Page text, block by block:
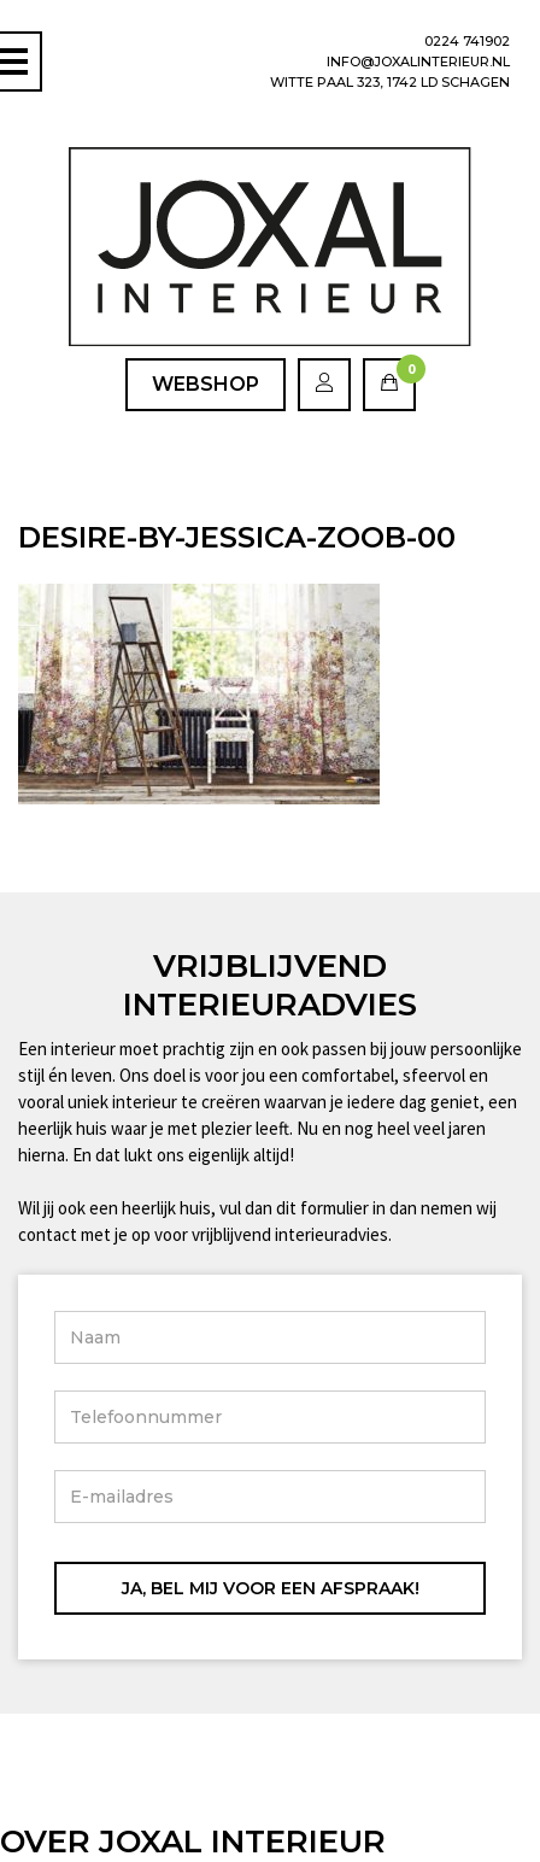
0224 741902
INFO@JOXALINTERIEUR.NL
WITTE PAAL 323, 1742 LD SCHAGEN
WEBSHOP
0
DESIRE-BY-JESSICA-ZOOB-00
VRIJBLIJVEND
INTERIEURADVIES
Een interieur moet prachtig zijn en ook passen bij jouw persoonlijke
stijl én leven. Ons doel is voor jou een comfortabel, sfeervol en
vooral uniek interieur te creëren waarvan je iedere dag geniet, een
heerlijk huis waar je met plezier leeft. Nu en nog heel veel jaren
hierna. En dat lukt ons eigenlijk altijd!
Wil jij ook een heerlijk huis, vul dan dit formulier in dan nemen wij
contact met je op voor vrijblijvend interieuradvies.
OVER JOXAL INTERIEUR